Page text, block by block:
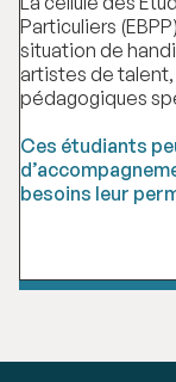
Particuliers
situation de
artistes de
pédagogiques
Ces étudiants
besoins leur